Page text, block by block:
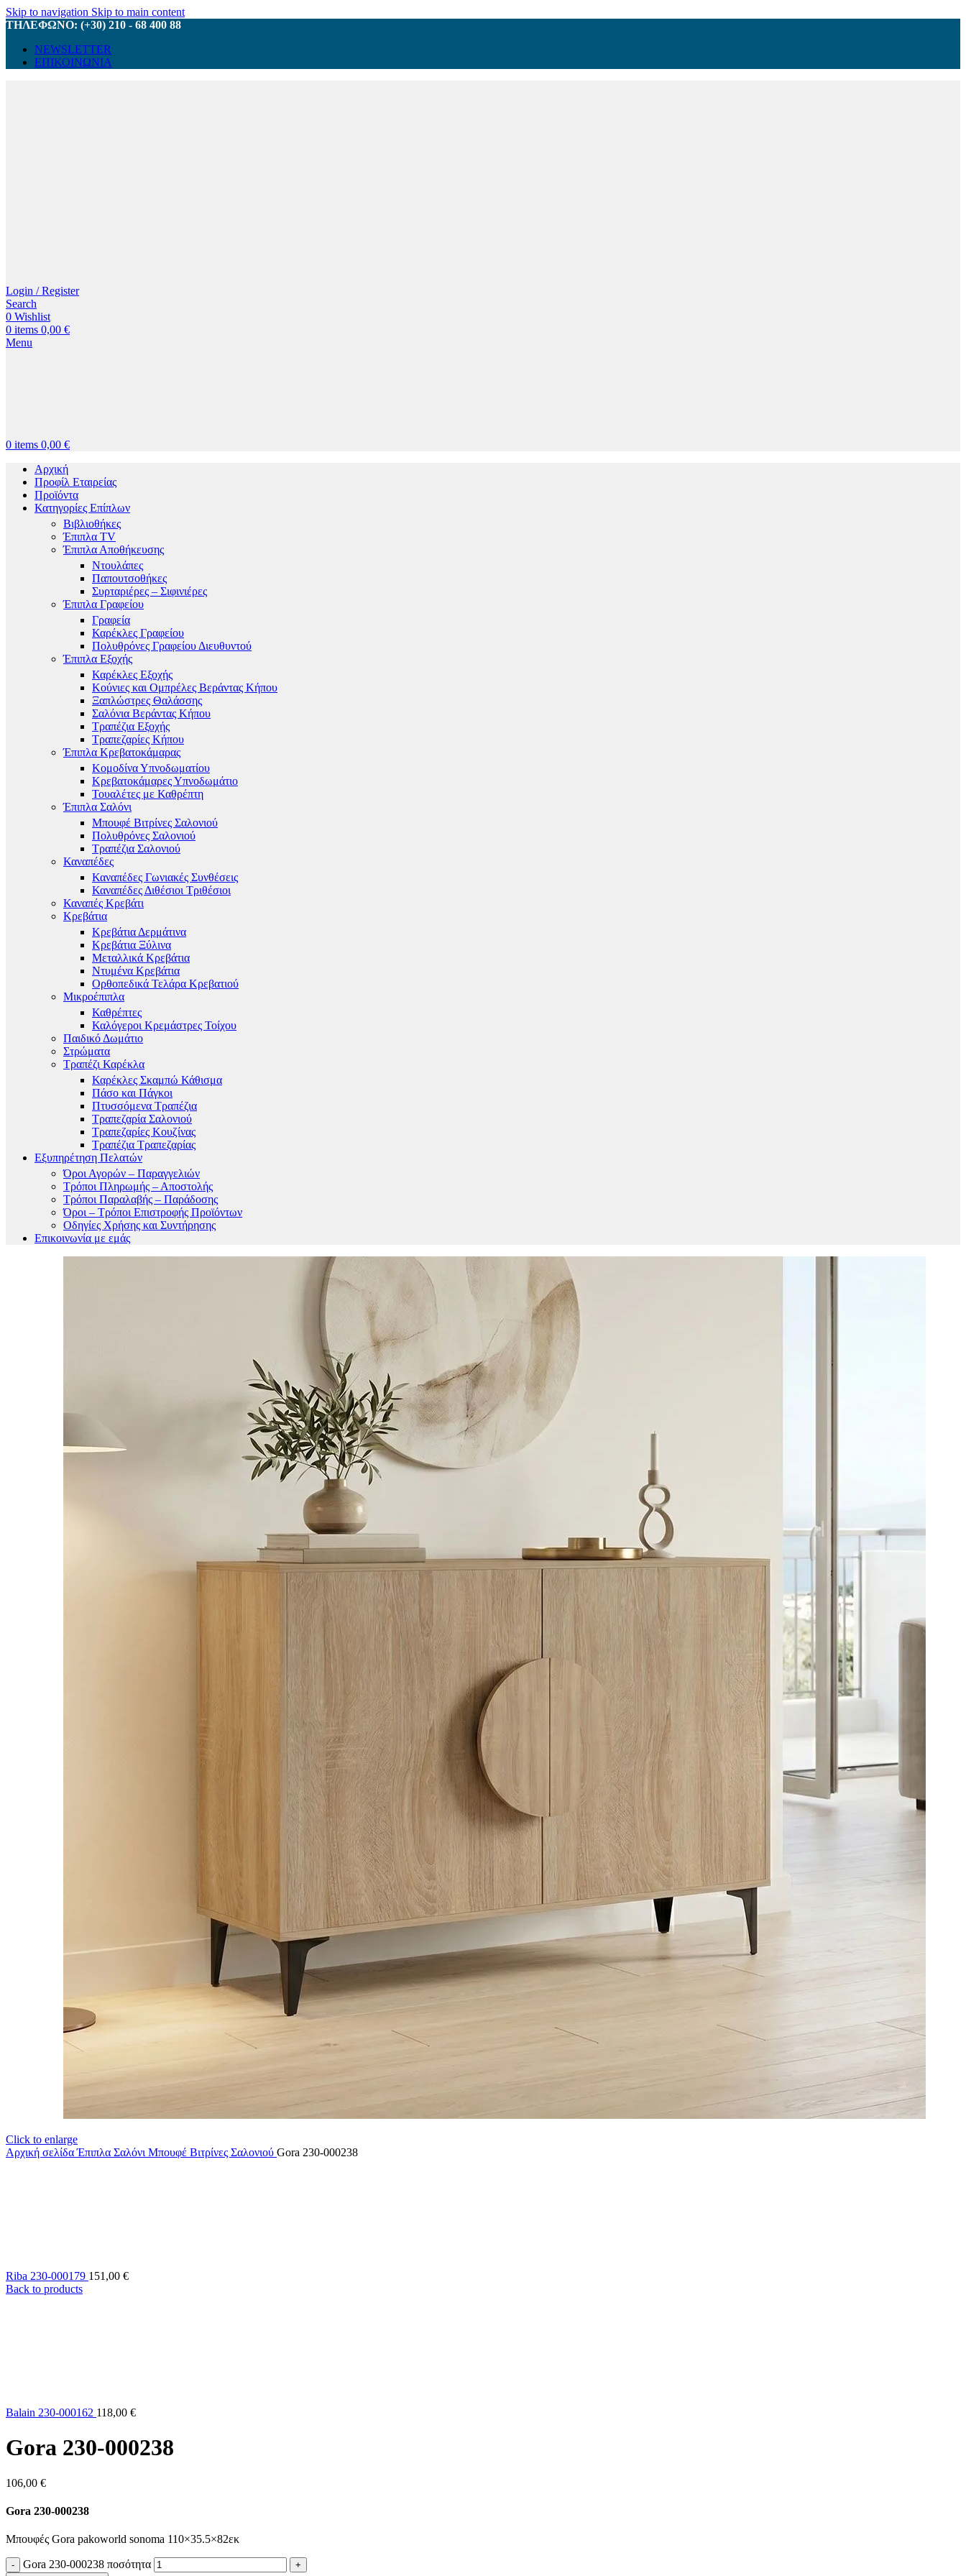
Skip to navigation Skip to main content
ΤΗΛΕΦΩΝΟ: (+30) 210 - 68 400 88
NEWSLETTER
ΕΠΙΚΟΙΝΩΝΙΑ
Login / Register
Search
0 Wishlist
0 items 0,00 €
Menu
0 items 0,00 €
Αρχική
Προφίλ Εταιρείας
Προϊόντα
Κατηγορίες Επίπλων
Βιβλιοθήκες
Έπιπλα TV
Έπιπλα Αποθήκευσης
Ντουλάπες
Παπουτσοθήκες
Συρταριέρες – Σιφινιέρες
Έπιπλα Γραφείου
Γραφεία
Καρέκλες Γραφείου
Πολυθρόνες Γραφείου Διευθυντού
Έπιπλα Εξοχής
Καρέκλες Εξοχής
Κούνιες και Ομπρέλες Βεράντας Κήπου
Ξαπλώστρες Θαλάσσης
Σαλόνια Βεράντας Κήπου
Τραπέζια Εξοχής
Τραπεζαρίες Κήπου
Έπιπλα Κρεβατοκάμαρας
Κομοδίνα Υπνοδωματίου
Κρεβατοκάμαρες Υπνοδωμάτιο
Τουαλέτες με Καθρέπτη
Έπιπλα Σαλόνι
Μπουφέ Βιτρίνες Σαλονιού
Πολυθρόνες Σαλονιού
Τραπέζια Σαλονιού
Καναπέδες
Καναπέδες Γωνιακές Συνθέσεις
Καναπέδες Διθέσιοι Τριθέσιοι
Καναπές Κρεβάτι
Κρεβάτια
Κρεβάτια Δερμάτινα
Κρεβάτια Ξύλινα
Μεταλλικά Κρεβάτια
Ντυμένα Κρεβάτια
Ορθοπεδικά Τελάρα Κρεβατιού
Μικροέπιπλα
Καθρέπτες
Καλόγεροι Κρεμάστρες Τοίχου
Παιδικό Δωμάτιο
Στρώματα
Τραπέζι Καρέκλα
Καρέκλες Σκαμπώ Κάθισμα
Πάσο και Πάγκοι
Πτυσσόμενα Τραπέζια
Τραπεζαρία Σαλονιού
Τραπεζαρίες Κουζίνας
Τραπέζια Τραπεζαρίας
Εξυπηρέτηση Πελατών
Όροι Αγορών – Παραγγελιών
Τρόποι Πληρωμής – Αποστολής
Τρόποι Παραλαβής – Παράδοσης
Όροι – Τρόποι Επιστροφής Προϊόντων
Οδηγίες Χρήσης και Συντήρησης
Επικοινωνία με εμάς
Click to enlarge
Αρχική σελίδαΈπιπλα Σαλόνι Μπουφέ Βιτρίνες Σαλονιού Gora 230-000238
Riba 230-000179 151,00 €
Back to products
Balain 230-000162 118,00 €
Gora 230-000238
106,00 €
Gora 230-000238
Μπουφές Gora pakoworld sonoma 110×35.5×82εκ
Gora 230-000238 ποσότητα